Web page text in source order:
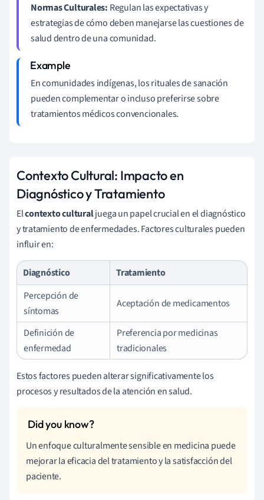
Normas Culturales: Regulan las expectativas y
estrategias de cómo deben manejarse las cuestiones de
salud dentro de una comunidad.
En comunidades indígenas, los rituales de sanación
pueden complementar o incluso preferirse sobre
tratamientos médicos convencionales.
Contexto Cultural: Impacto en
Diagnóstico y Tratamiento
Elcontexto culturaljuega un papel crucial en el diagnóstico
y tratamiento de enfermedades. Factores culturales pueden
influir en:
Diagnóstico
Tratamiento
Percepción de
síntomas
Aceptación de medicamentos
Definición de
enfermedad
Preferencia por medicinas
tradicionales
Estos factores pueden alterar significativamente los
procesos y resultados de la atención en salud.
Un enfoque culturalmente sensible en medicina puede
mejorar la eficacia del tratamiento y la satisfacción del
paciente.